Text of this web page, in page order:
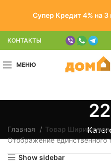
Супер Кредит 4% на 3
КОНТАКТЫ
МЕНЮ
Главная Товар Ширина, мм
Отображение единственного
Show sidebar